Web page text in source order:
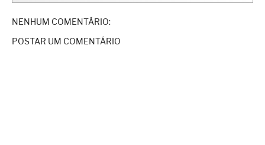
NENHUM COMENTÁRIO:
POSTAR UM COMENTÁRIO